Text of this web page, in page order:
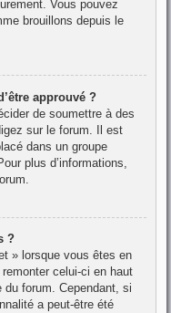
Vous pouvez
brouillons depuis le
approuvé ?
de soumettre à des
sur le forum. Il est
dans un groupe
plus d’informations,
?
» lorsque vous êtes en
celui-ci en haut
forum. Cependant, si
a peut-être été